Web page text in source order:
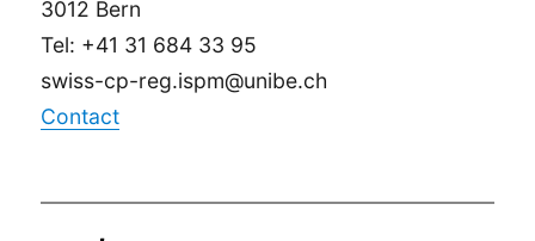
3012 Bern
Tel: +41 31 684 33 95
swiss-cp-reg.ispm@unibe.ch
Contact